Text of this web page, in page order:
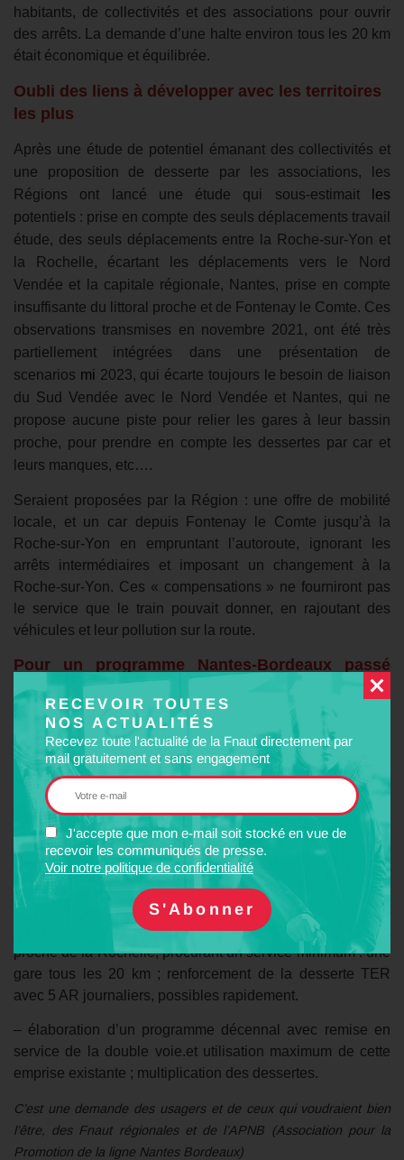
RECEVOIR TOUTES
NOS ACTUALITÉS
Recevez toute l'actualité de la Fnaut directement par
mail gratuitement et sans engagement
J'accepte que mon e-mail soit stocké en vue de
recevoir les communiqués de presse.
Voir notre politique de confidentialité
habitants, de collectivités et des associations pour ouvrir
des arrêts. La demande d’une halte environ tous les 20 km
était économique et équilibrée.
Oubli des liens à développer avec les territoires
les plus
Après une étude de potentiel émanant des collectivités et
une proposition de desserte par les associations, les
Régions ont lancé une étude qui sous-estimait
les
potentiels : prise en compte des seuls déplacements travail
étude, des seuls déplacements entre la Roche-sur-Yon et
la Rochelle, écartant les déplacements vers le Nord
Vendée et la capitale régionale, Nantes, prise en compte
insuffisante du littoral proche et de Fontenay le Comte. Ces
observations transmises en novembre 2021, ont été très
partiellement intégrées dans une présentation de
scenarios mi 2023, qui écarte toujours le besoin de liaison
du Sud Vendée avec le Nord Vendée et Nantes, qui ne
propose aucune piste pour relier les gares à leur bassin
proche, pour prendre en compte les dessertes par car et
leurs manques, etc….
Seraient proposées par la Région : une offre de mobilité
locale, et un car depuis Fontenay le Comte jusqu’à la
Roche-sur-Yon en empruntant l’autoroute, ignorant les
arrêts intermédiaires et imposant un changement à la
Roche-sur-Yon. Ces « compensations » ne fourniront pas
le service que le train pouvait donner, en rajoutant des
véhicules et leur pollution sur la route.
Pour un programme Nantes-Bordeaux passé
entre Etat et Régions
A l’époque de la « planification écologique » et du
changement climatique, alors qu’une forte demande existe
pour des déplacements moins carbonés, et que les
Régions affirment être en faveur de la remise en état de la
deuxième voie entre la Roche-sur-Yon et la Rochelle, les
associations confirment le besoin d’une réponse
immédiate et d’une démarche globale, pour cet axe
structurant dont les infrastructures sont à charge de l’État :
– réouvertures de haltes, au minimum le Champ Saint
Père, Velluire (proche de Fontenay), Marans, plus un arrêt
proche de la Rochelle, procurant un service minimum : une
gare tous les 20 km ; renforcement de la desserte TER
avec 5 AR journaliers, possibles rapidement.
– élaboration d’un programme décennal avec remise en
service de la double voie.et utilisation maximum de cette
emprise existante ; multiplication des dessertes.
C’est une demande des usagers et de ceux qui voudraient bien
l’être, des Fnaut régionales et de l’APNB (Association pour la
Promotion de la ligne Nantes Bordeaux)